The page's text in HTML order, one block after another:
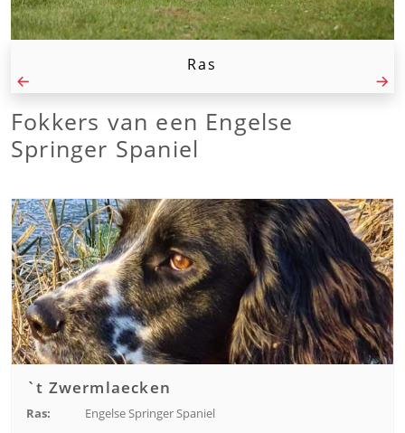
Ras
Fokkers van een Engelse
Springer Spaniel
`t Zwermlaecken
Ras: Engelse Springer Spaniel